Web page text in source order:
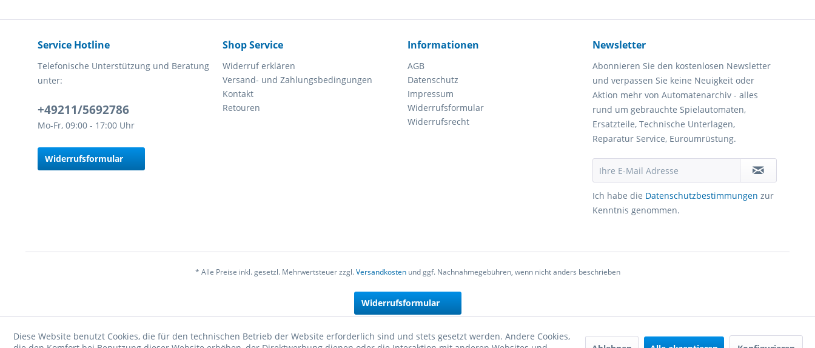
Service Hotline
Telefonische Unterstützung und Beratung
unter:
+49211/5692786
Mo-Fr, 09:00 - 17:00 Uhr
Widerrufsformular
Shop Service
Widerruf erklären
Versand- und Zahlungsbedingungen
Kontakt
Retouren
Informationen
AGB
Datenschutz
Impressum
Widerrufsformular
Widerrufsrecht
Newsletter
Abonnieren Sie den kostenlosen Newsletter
und verpassen Sie keine Neuigkeit oder
Aktion mehr von Automatenarchiv - alles
rund um gebrauchte Spielautomaten,
Ersatzteile, Technische Unterlagen,
Reparatur Service, Euroumrüstung.
Ich habe die Datenschutzbestimmungen zur
Kenntnis genommen.
* Alle Preise inkl. gesetzl. Mehrwertsteuer zzgl.Versandkostenund ggf. Nachnahmegebühren, wenn nicht anders beschrieben
Widerrufsformular
Diese Website benutzt Cookies, die für den technischen Betrieb der Website erforderlich sind und stets gesetzt werden. Andere Cookies,